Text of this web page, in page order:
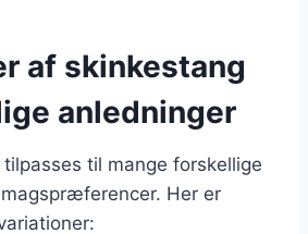
af skinkestang
anledninger
til mange forskellige
Her er